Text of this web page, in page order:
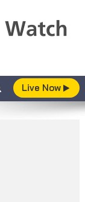
Live Now